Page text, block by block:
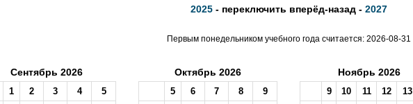
2025- переключить вперёд-назад - 2027
Первым понедельником учебного года считается: 2026-08-31
Сентябрь 2026
1 2 3 4
5
Октябрь 2026
5 6 7 8
9
Ноябрь 2026
9 10 11 12 13